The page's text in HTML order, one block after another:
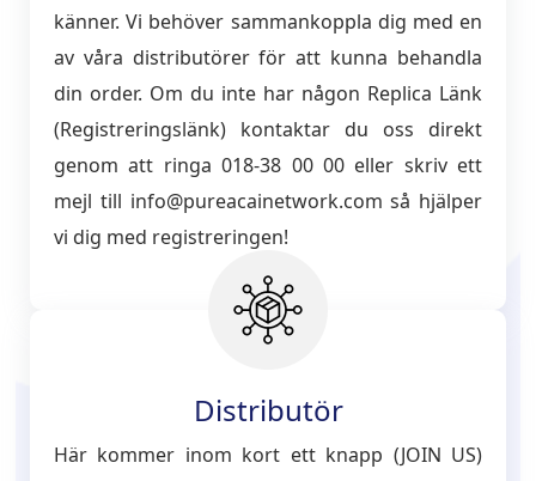
känner. Vi behöver sammankoppla dig med en
av våra distributörer för att kunna behandla
din order. Om du inte har någon Replica Länk
(Registreringslänk) kontaktar du oss direkt
genom att ringa 018-38 00 00 eller skriv ett
mejl till info@pureacainetwork.com så hjälper
vi dig med registreringen!
Distributör
Här kommer inom kort ett knapp (JOIN US)